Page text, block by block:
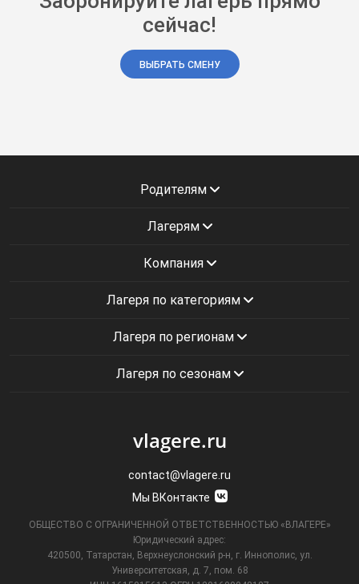
сейчас!
ВЫБРАТЬ СМЕНУ
Родителям
Лагерям
Компания
Лагеря по категориям
Лагеря по регионам
Лагеря по сезонам
vlagere.ru
contact@vlagere.ru
Мы ВКонтакте
ОБЩЕСТВО С ОГРАНИЧЕННОЙ ОТВЕТСТВЕННОСТЬЮ «ВЛАГЕРЕ»
Юридический адрес:
420500, Татарстан, Верхнеуслонский р-н, г. Иннополис, ул.
Университетская,
д. 7, пом. 68